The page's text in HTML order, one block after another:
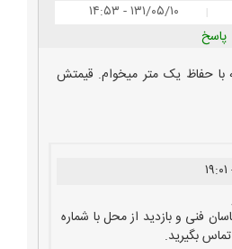
| ۱۳۱/۰۵/۱۰ - ۱۴:۵۳
پاسخ
با حفاظ یک متر میخوام. قیمتش
فنی و بازدید از محل با شماره
بگیرید.